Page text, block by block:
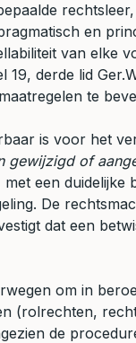
en
van elke
derde lid
te
is voor het
of
een
De
dat een
om in
(rolrechten,
de